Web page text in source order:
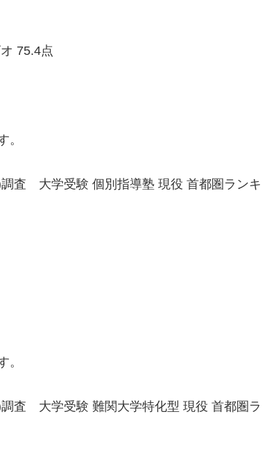
75.4点
。
査 大学受験 個別指導塾 現役 首都圏ランキ
。
査 大学受験 難関大学特化型 現役 首都圏ラ